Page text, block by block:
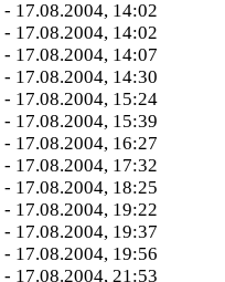
17.08.2004, 14:02
17.08.2004, 14:02
17.08.2004, 14:07
17.08.2004, 14:30
17.08.2004, 15:24
17.08.2004, 15:39
17.08.2004, 16:27
17.08.2004, 17:32
17.08.2004, 18:25
17.08.2004, 19:22
17.08.2004, 19:37
17.08.2004, 19:56
17.08.2004, 21:53